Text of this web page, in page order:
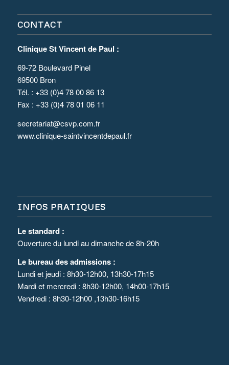
CONTACT
Clinique St Vincent de Paul :
69-72 Boulevard Pinel
69500 Bron
Tél. : +33 (0)4 78 00 86 13
Fax : +33 (0)4 78 01 06 11
secretariat@csvp.com.fr
www.clinique-saintvincentdepaul.fr
INFOS PRATIQUES
Le standard :
Ouverture du lundi au dimanche de 8h-20h
Le bureau des admissions :
Lundi et jeudi : 8h30-12h00, 13h30-17h15
Mardi et mercredi : 8h30-12h00, 14h00-17h15
Vendredi : 8h30-12h00 ,13h30-16h15